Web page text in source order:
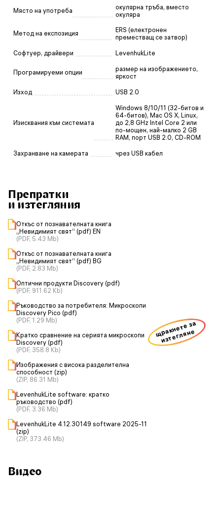
Място на употреба
окулярна тръба, вместо
окуляра
Метод на експозиция
ERS (електронен
преместващ се затвор)
Софтуер, драйвери LevenhukLite
Програмируеми опции
размер на изображението,
яркост
Изход USB 2.0
Изисквания към системата
Windows 8/10/11 (32-битов и
64-битов), Mac OS X, Linux,
до 2,8 GHz Intel Core 2 или
по-мощен, най-малко 2 GB
RAM, порт USB 2.0, CD-ROM
Захранване на камерата чрез USB кабел
Препратки
и изтегляния
Откъс от познавателната книга
„Невидимият свят“ (pdf) EN
(PDF, 5.43 Mb)
Откъс от познавателната книга
„Невидимият свят“ (pdf) BG
(PDF, 2.83 Mb)
Оптични продукти Discovery (pdf)
(PDF, 911.62 Kb)
Ръководство за потребителя: Микроскопи
Discovery Pico (pdf)
(PDF, 1.29 Mb)
Кратко сравнение на серията микроскопи
Discovery (pdf)
(PDF, 358.8 Kb)
Изображения с висока разделителна
способност (zip)
(ZIP, 86.31 Mb)
LevenhukLite software: кратко
ръководство (pdf)
(PDF, 3.36 Mb)
LevenhukLite 4.12.30149 software 2025-11
(zip)
(ZIP, 373.46 Mb)
щракнете за
изтегляне
Видео